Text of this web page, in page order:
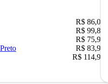
R$ 86,00
R$ 99,89
R$ 75,90
R$ 83,90
R$ 114,90